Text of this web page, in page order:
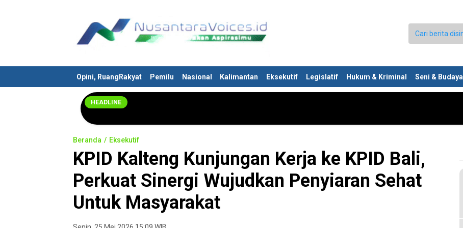
Nusantaravoices.id
Berani Suarakan Aspirasimu
Opini, RuangRakyat Pemilu Nasional Kalimantan Eksekutif Legislatif Hukum & Kriminal Seni & Budaya
HEADLINE
Beranda Eksekutif
KPID Kalteng Kunjungan Kerja ke KPID Bali,
Perkuat Sinergi Wujudkan Penyiaran Sehat
Untuk Masyarakat